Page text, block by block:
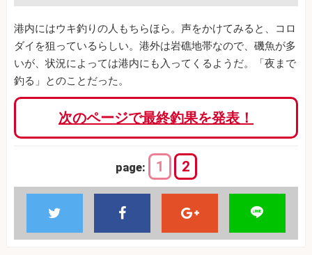
港内にはウキ釣りの人もちらほら。声をかけてみると、コロ
ダイを狙っているらしい。港外は岩礁地帯なので、磯魚が多
いが、状況によっては港内にも入ってくるようだ。「夜まで
釣る」とのことだった。
次のページで最終釣果を発表！
page: 1 2